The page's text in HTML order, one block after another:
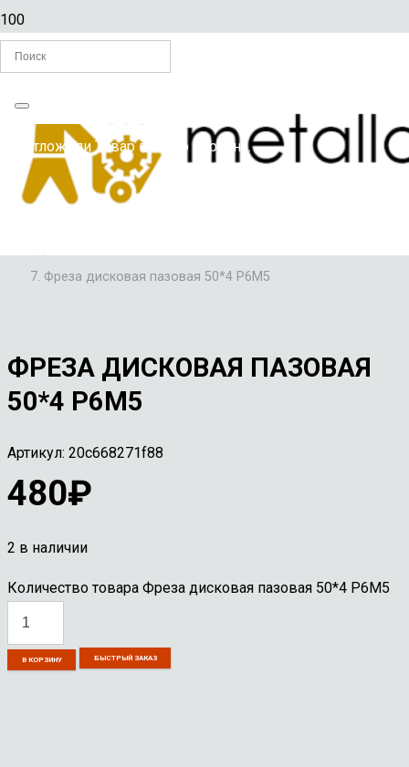
Вы отложилиТоварв свою корзину.
Главная
/
ФРЕЗЫ
Фреза дисковая пазовая 50*4 Р6М5
ФРЕЗА ДИСКОВАЯ ПАЗОВАЯ
50*4 Р6М5
Артикул: 20c668271f88
480₽
2 в наличии
Количество товара Фреза дисковая пазовая 50*4 Р6М5
В КОРЗИНУ БЫСТРЫЙ ЗАКАЗ